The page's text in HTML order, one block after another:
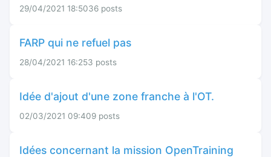
29/04/2021 18:5036 posts
FARP qui ne refuel pas
28/04/2021 16:253 posts
Idée d'ajout d'une zone franche à l'OT.
02/03/2021 09:409 posts
Idées concernant la mission OpenTraining